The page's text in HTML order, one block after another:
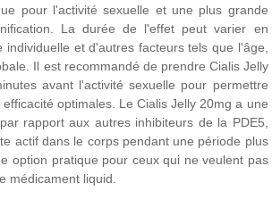
pour l'activité sexuelle et une plus grande
La durée de l'effet peut varier en
individuelle et d'autres facteurs tels que l'âge,
Il est recommandé de prendre Cialis Jelly
avant l'activité sexuelle pour permettre
optimales. Le Cialis Jelly 20mg a une
rapport aux autres inhibiteurs de la PDE5,
actif dans le corps pendant une période plus
option pratique pour ceux qui ne veulent pas
médicament liquid.